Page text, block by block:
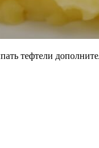
тефтели